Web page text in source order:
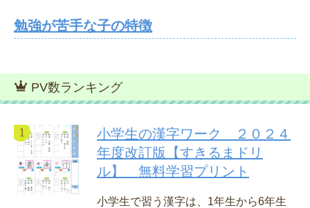
勉強が苦手な子の特徴
PV数ランキング
小学生の漢字ワーク ２０２４
年度改訂版【すきるまドリ
ル】 無料学習プリント
小学生で習う漢字は、1年生から6年生